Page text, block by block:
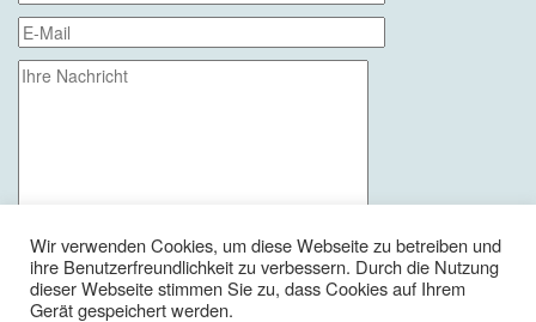
Bitte
lassen
Sie
dieses
Bitte
lassenMit dem Absenden des Formulars stimme ich der
Verwendung meiner Daten im Sinne der
Wir verwenden Cookies, um diese Webseite zu betreiben und
ihre Benutzerfreundlichkeit zu verbessern. Durch die Nutzung
dieser Webseite stimmen Sie zu, dass Cookies auf Ihrem
Gerät gespeichert werden.